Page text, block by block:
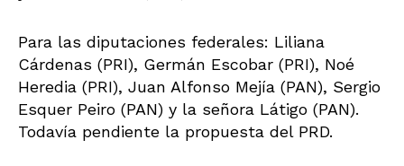
Para las diputaciones federales: Liliana
Cárdenas (PRI), Germán Escobar (PRI), Noé
Heredia (PRI), Juan Alfonso Mejía (PAN), Sergio
Esquer Peiro (PAN) y la señora Látigo (PAN).
Todavía pendiente la propuesta del PRD.